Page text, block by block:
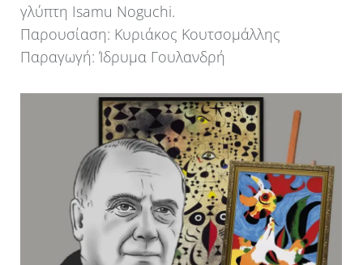
γλύπτη Isamu Noguchi.
Παρουσίαση: Κυριάκος Κουτσομάλλης
Παραγωγή: Ίδρυμα Γουλανδρή